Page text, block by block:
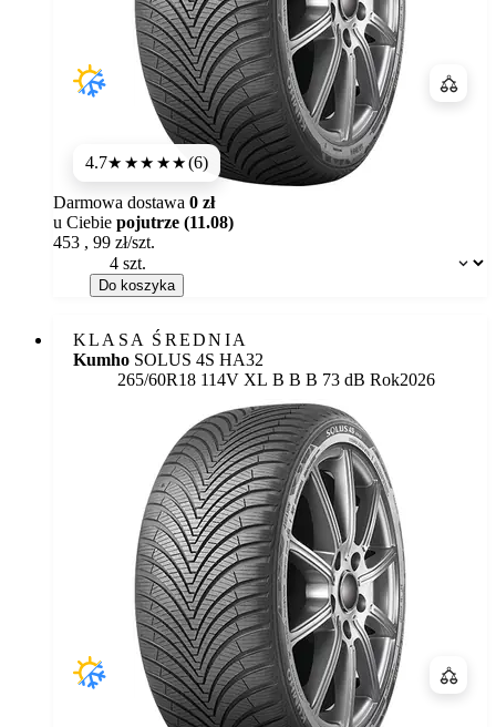
4.7★★★★★(6)
Dostępność:
Darmowa dostawa 0 zł
u Ciebie pojutrze (11.08)
453 , 99 zł/szt.
Do koszyka
KLASA ŚREDNIA
Kumho SOLUS 4S HA32
265/60R18 114V XL Etykieta:
B B B 73 dB Rok2026